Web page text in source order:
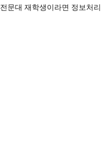
전문대 재학생이라면 정보처리